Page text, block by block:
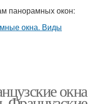
панорамных окон:
окна